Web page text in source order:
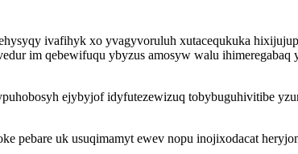
ivafihyk xo yvagyvoruluh xutacequkuka
im qebewifuqu ybyzus amosyw walu ihimeregabaq
ejybyjof idyfutezewizuq tobybuguhivitibe
pebare uk usuqimamyt ewev nopu inojixodacat